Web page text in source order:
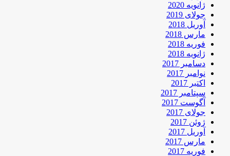
ژانویه 2020
جولای 2019
آوریل 2018
مارس 2018
فوریه 2018
ژانویه 2018
دسامبر 2017
نوامبر 2017
اکتبر 2017
سپتامبر 2017
آگوست 2017
جولای 2017
ژوئن 2017
آوریل 2017
مارس 2017
فوریه 2017